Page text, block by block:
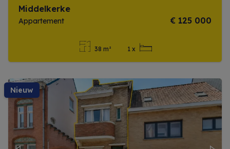
Middelkerke
Appartement € 125 000
38 m² 1 x
nieuw